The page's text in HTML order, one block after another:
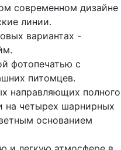
современном дизайне
линии.
вариантах -
фотопечатью с
питомцев.
направляющих полного
на четырех шарнирных
основанием